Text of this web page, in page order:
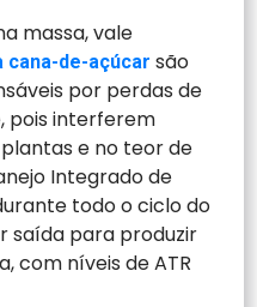
massa, vale
cana-de-açúcar são
por perdas de
pois interferem
e no teor de
Integrado de
todo o ciclo do
saída para produzir
com níveis de ATR